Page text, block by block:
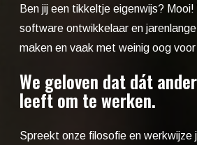
Ben jij een tikkeltje eigenwijs?
software ontwikkelaar en
maken en vaak met weinig oog
We geloven dat dát
leeft om te werken.
Spreekt onze filosofie en werkwijze